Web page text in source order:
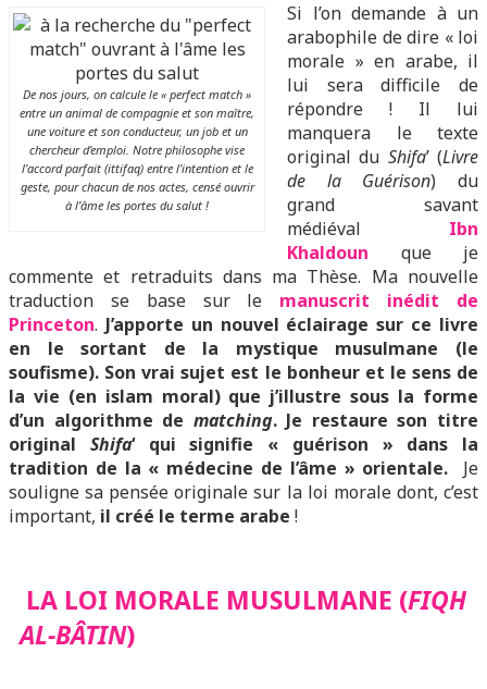
De nos jours, on calcule le « perfect match »
entre un animal de compagnie et son maître,
une voiture et son conducteur, un job et un
chercheur d’emploi. Notre philosophe vise
l’accord parfait (ittifaq) entre l’intention et le
geste, pour chacun de nos actes, censé ouvrir
à l’âme les portes du salut !
Si l’on demande à un
arabophile de dire « loi
morale » en arabe, il
lui sera difficile de
répondre ! Il lui
manquera le texte
original du Shifa’ (Livre
de la Guérison) du
grand savant
médiéval Ibn
Khaldoun que je
commente et retraduits dans ma Thèse. Ma nouvelle
traduction se base sur le manuscrit inédit de
Princeton. J’apporte un nouvel éclairage sur ce livre
en le sortant de la mystique musulmane (le
soufisme). Son vrai sujet est le bonheur et le sens de
la vie (en islam moral) que j’illustre sous la forme
d’un algorithme de matching. Je restaure son titre
original Shifa‘ qui signifie « guérison » dans la
tradition de la « médecine de l’âme » orientale.
Je
souligne sa pensée originale sur la loi morale dont, c’est
important, il créé le terme arabe !
LA LOI MORALE MUSULMANE (FIQH
AL-BÂTIN)